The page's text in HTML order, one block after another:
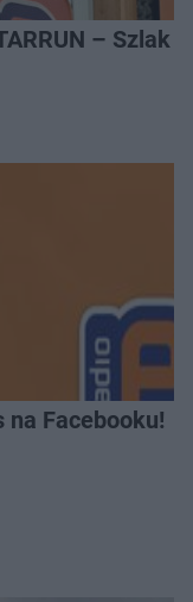
– Szlak
na Facebooku!